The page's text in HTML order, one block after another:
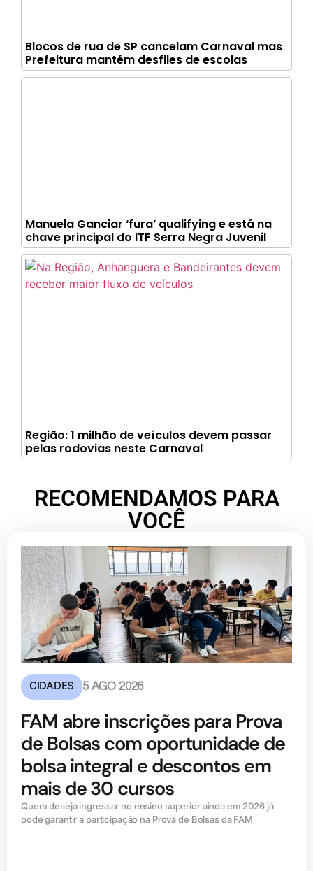
Blocos de rua de SP cancelam Carnaval mas
Prefeitura mantém desfiles de escolas
Manuela Ganciar ‘fura’ qualifying e está na
chave principal do ITF Serra Negra Juvenil
Região: 1 milhão de veículos devem passar
pelas rodovias neste Carnaval
RECOMENDAMOS PARA
VOCÊ
CIDADES 5 AGO 2026
FAM abre inscrições para Prova
de Bolsas com oportunidade de
bolsa integral e descontos em
mais de 30 cursos
Quem deseja ingressar no ensino superior ainda em 2026 já
pode garantir a participação na Prova de Bolsas da FAM